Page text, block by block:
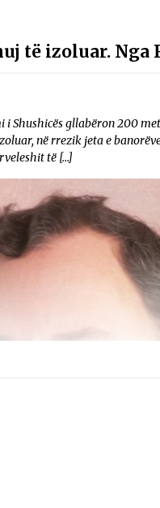
të izoluar. Nga
i Shushicës gllabëron 200
në rrezik jeta e
të […]